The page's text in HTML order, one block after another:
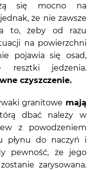
się mocno na
że nie zawsze
to, żeby od razu
na powierzchni
pojawia się osad,
resztki jedzenia.
czyszczenie.
granitowe mają
dbać należy w
z powodzeniem
płynu do naczyń i
pewność, że jego
zarysowana.